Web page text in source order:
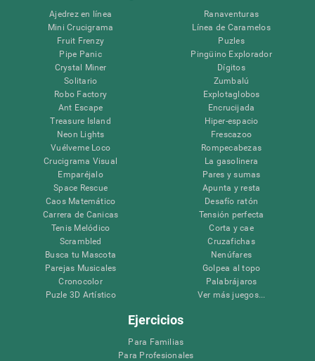
Ajedrez en línea
Mini Crucigrama
Fruit Frenzy
Pipe Panic
Crystal Miner
Solitario
Robo Factory
Ant Escape
Treasure Island
Neon Lights
Vuélveme Loco
Crucigrama Visual
Emparéjalo
Space Rescue
Caos Matemático
Carrera de Canicas
Tenis Melódico
Scrambled
Busca tu Mascota
Parejas Musicales
Cronocolor
Puzle 3D Artístico
Ranaventuras
Línea de Caramelos
Puzles
Pingüino Explorador
Dígitos
Zumbalú
Explotaglobos
Encrucijada
Hiper-espacio
Frescazoo
Rompecabezas
La gasolinera
Pares y sumas
Apunta y resta
Desafío ratón
Tensión perfecta
Corta y cae
Cruzafichas
Nenúfares
Golpea al topo
Palabrájaros
Ver más juegos...
Ejercicios
Para Familias
Para Profesionales